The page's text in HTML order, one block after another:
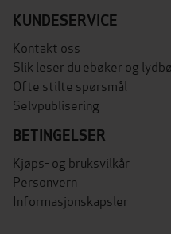
KUNDESERVICE
Kontakt oss
Slik leser du ebøker og
Ofte stilte spørsmål
Selvpublisering
BETINGELSER
Kjøps- og bruksvilkår
Personvern
Informasjonskapsler